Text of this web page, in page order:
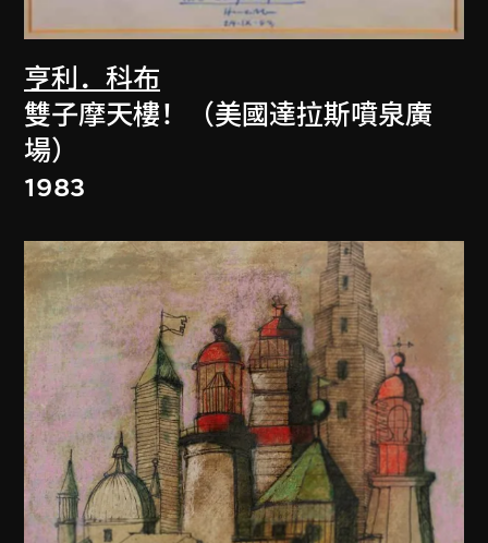
亨利．科布
雙子摩天樓！（美國達拉斯噴泉廣
場）
1983